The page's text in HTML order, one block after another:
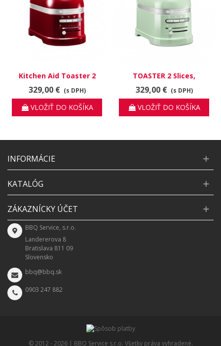
Kitchen Aid Toaster 2
slices, červená metalíza
329,00 € (s DPH)
VLOŽIŤ DO KOŠÍKA
TOASTER 2 Slices,
pistáciová
329,00 € (s DPH)
VLOŽIŤ DO KOŠÍKA
INFORMÁCIE
KATALÓG
ZÁKAZNÍCKY ÚČET
BBQ Service, s.r.o.
Landererova 8
Bratislava 811 09
Slovensko
bbq@bbq.sk
0903 247 882
© 2012 -2026 | BBQ Service s.r.o. Všetky práva vyhradené.